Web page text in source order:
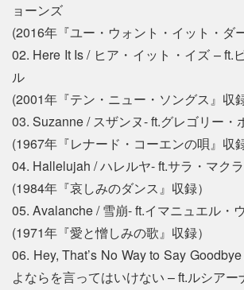
ョーンズ
(2016年『ユー・ウォント・イット・ダ
02. Here It Is / ヒア・イット・イズ – ft.
ル
(2001年『テン・ニュー・ソングス』収録
03. Suzanne / スザンヌ- ft.グレゴリー・
(1967年『レナード・コーエンの唄』収録
04. Hallelujah / ハレルヤ- ft.サラ・マク
(1984年『哀しみのダンス』収録）
05. Avalanche / 雪崩- ft.イマニュエル・
(1971年『愛と憎しみの歌』収録）
06. Hey, That’s No Way to Say
よならを言ってはいけない – ft.ルシアー